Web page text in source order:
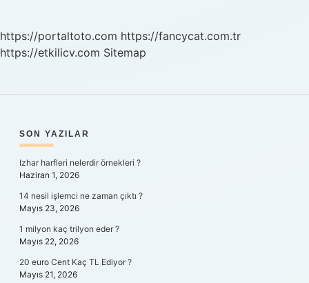
https://portaltoto.com https://fancycat.com.tr
https://etkilicv.com Sitemap
SIDEBAR
SON YAZILAR
Izhar harfleri nelerdir örnekleri ?
Haziran 1, 2026
14 nesil işlemci ne zaman çıktı ?
Mayıs 23, 2026
1 milyon kaç trilyon eder ?
Mayıs 22, 2026
20 euro Cent Kaç TL Ediyor ?
Mayıs 21, 2026